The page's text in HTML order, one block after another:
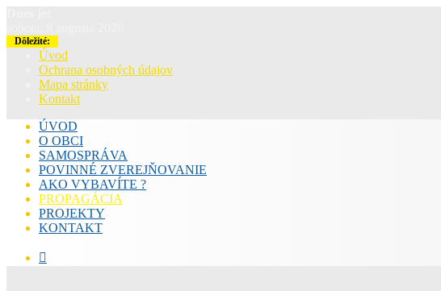
Dôležité:
Úvod
Ochrana osobných údajov
Mapa stránky
Kontakt
ÚVOD
O OBCI
SAMOSPRÁVA
POVINNÉ ZVEREJŇOVANIE
AKO VYBAVÍTE ?
PROPAGÁCIA
PROJEKTY
KONTAKT